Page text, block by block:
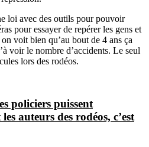
loi avec des outils pour pouvoir
pour essayer de repérer les gens et
voit bien qu’au bout de 4 ans ça
voir le nombre d’accidents. Le seul
lors des rodéos.
policiers puissent
auteurs des rodéos, c’est